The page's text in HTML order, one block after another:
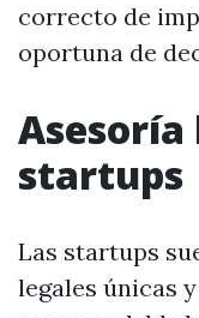
correcto de
oportuna de
Asesoría
startups
Las startups
legales únicas